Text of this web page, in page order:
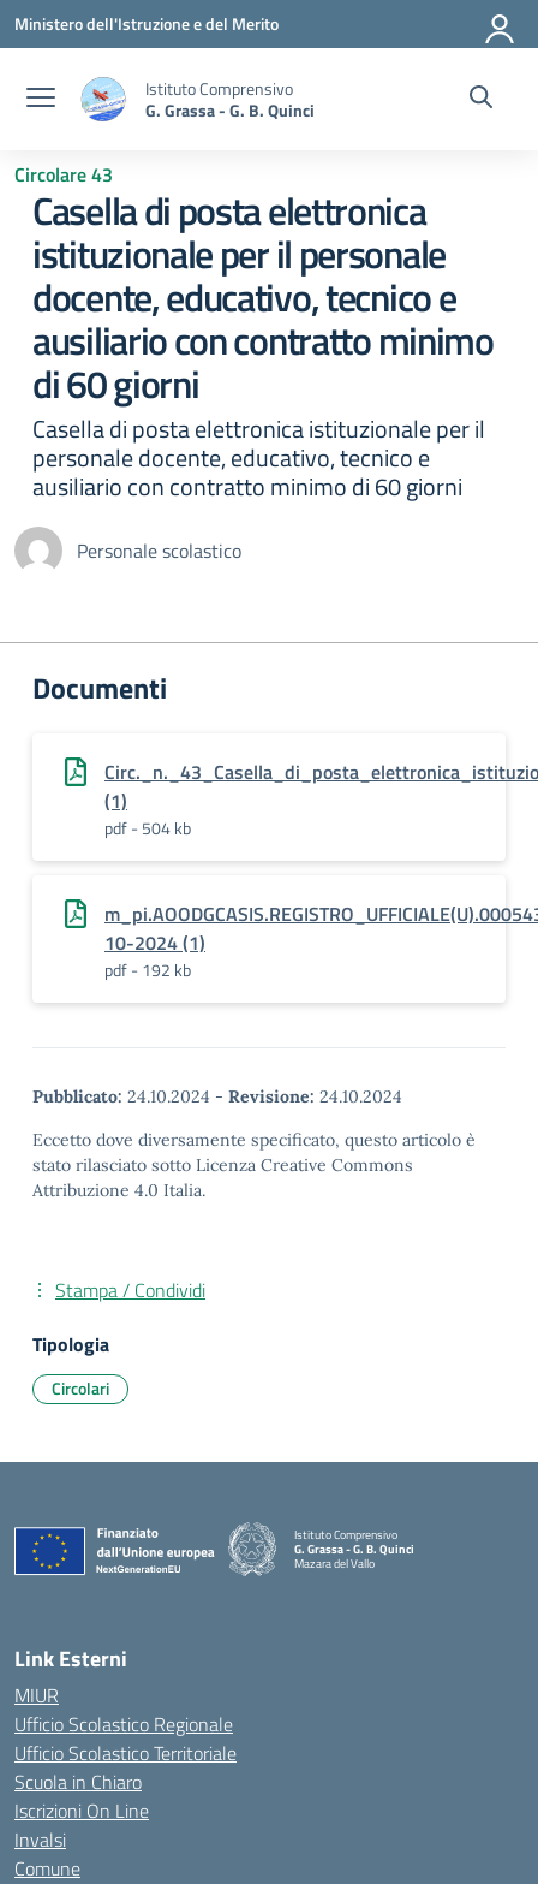
Vai ai contenuti
Vai al menu di navigazione
Vai al footer
Ministero dell'Istruzione e del Merito
Istituto Comprensivo
G. Grassa - G. B. Quinci
Circolare 43
Casella di posta elettronica
istituzionale per il personale
docente, educativo, tecnico e
ausiliario con contratto minimo
di 60 giorni
Casella di posta elettronica istituzionale per il
personale docente, educativo, tecnico e
ausiliario con contratto minimo di 60 giorni
Personale scolastico
Documenti
(1)
pdf - 504 kb
10-2024 (1)
pdf - 192 kb
Pubblicato: 24.10.2024 - Revisione: 24.10.2024
Eccetto dove diversamente specificato, questo articolo è
stato rilasciato sotto Licenza Creative Commons
Attribuzione 4.0 Italia.
Stampa / Condividi
Tipologia
Circolari
Istituto Comprensivo
G. Grassa - G. B. Quinci
Mazara del Vallo
Link Esterni
MIUR
Ufficio Scolastico Regionale
Ufficio Scolastico Territoriale
Scuola in Chiaro
Iscrizioni On Line
Invalsi
Comune